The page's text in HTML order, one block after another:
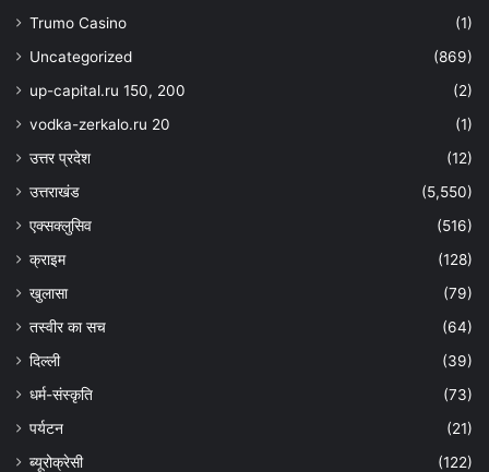
Trumo Casino
(1)
Uncategorized
(869)
up-capital.ru 150, 200
(2)
vodka-zerkalo.ru 20
(1)
उत्तर प्रदेश
(12)
उत्तराखंड
(5,550)
एक्सक्लुसिव
(516)
क्राइम
(128)
खुलासा
(79)
तस्वीर का सच
(64)
दिल्ली
(39)
धर्म-संस्कृति
(73)
पर्यटन
(21)
ब्यूरोक्रेसी
(122)